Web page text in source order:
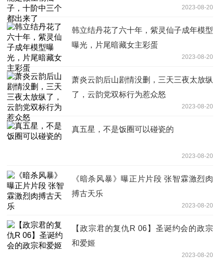
2023-08-20
韩立结丹花了六十年，紫灵仙子成年模型
曝光，片尾暗藏女主彩蛋
2023-08-20
萧炎云韵后山剧情没删，三天三夜太放纵
了，云韵党双标行为惹众怒
2023-08-20
真五星，不是饭圈可以碰瓷的
2023-08-20
《暗杀风暴》曝正片片段 张智霖激烈肉
搏古天乐
2023-08-20
【政宗君的复仇R 06】圣诞约会的政宗
和爱姬
2023-08-20